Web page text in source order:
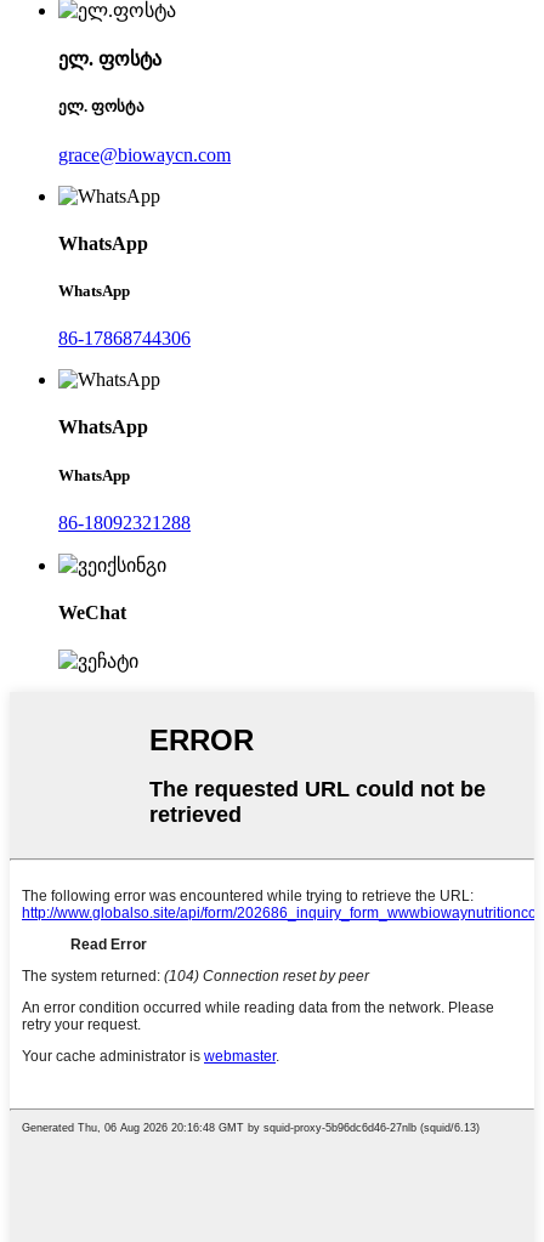
ელ. ფოსტა
ელ. ფოსტა
grace@biowaycn.com
WhatsApp
WhatsApp
86-17868744306
WhatsApp
WhatsApp
86-18092321288
WeChat